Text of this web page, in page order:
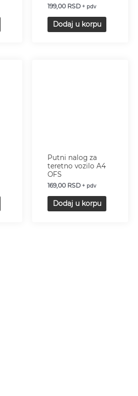
199,00 RSD + pdv
Dodaj u korpu
Putni nalog za
teretno vozilo A4
OFS
169,00 RSD + pdv
Dodaj u korpu